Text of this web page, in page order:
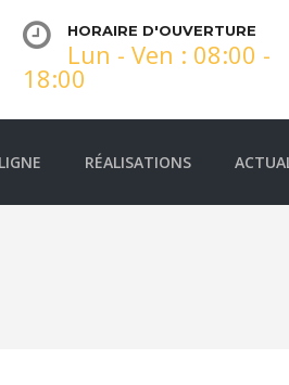
HORAIRE D'OUVERTURE
Lun - Ven : 08:00 -
18:00
RÉALISATIONS